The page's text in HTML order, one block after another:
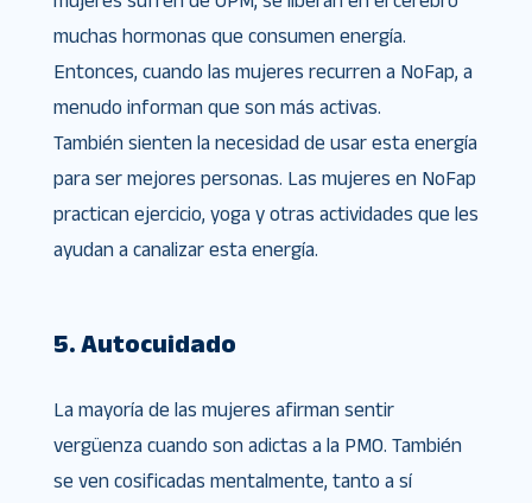
muchas hormonas que consumen energía.
Entonces, cuando las mujeres recurren a NoFap, a
menudo informan que son más activas.
También sienten la necesidad de usar esta energía
para ser mejores personas. Las mujeres en NoFap
practican ejercicio, yoga y otras actividades que les
ayudan a canalizar esta energía.
5. Autocuidado
La mayoría de las mujeres afirman sentir
vergüenza cuando son adictas a la PMO. También
se ven cosificadas mentalmente, tanto a sí